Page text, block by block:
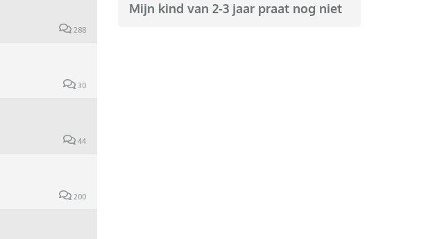
288
30
44
200
Mijn kind van 2-3 jaar praat nog niet